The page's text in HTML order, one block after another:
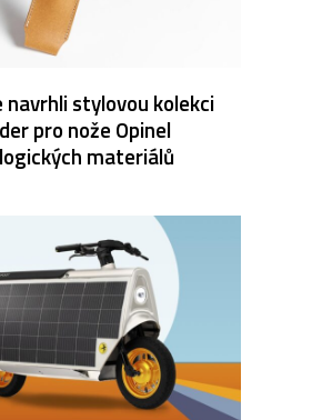
navrhli stylovou kolekci
pro nože Opinel
materiálů